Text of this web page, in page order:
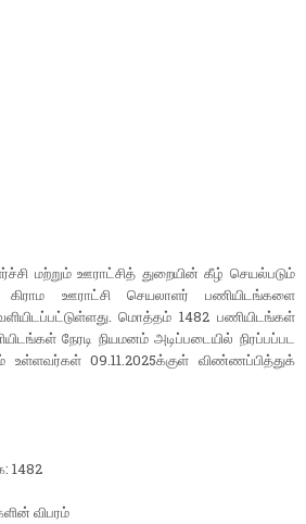
மற்றும் ஊராட்சித் துறையின் கீழ் செயல்படும்
ஊராட்சி செயலாளர் பணியிடங்களை
மொத்தம் 1482 பணியிடங்கள்
நேரடி நியமனம் அடிப்படையில் நிரப்பப்பட
உள்ளவர்கள் 09.11.2025க்குள் விண்ணப்பித்துக்
1482
விபரம்